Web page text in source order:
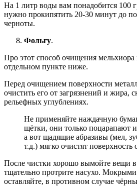
На 1 литр воды вам понадобится 100
нужно прокипятить 20-30 минут до
черноты.
Фольгу.
Про этот способ очищения мельхиора
отдельном пункте ниже.
Перед очищением поверхности
очистить его от загрязнений и жира,
рельефных углублениях.
Не применяйте наждачную
щётки, они только поцарапают
а вот щадящие абразивы (мел,
т.д.) мягко очистят поверхность
После чистки хорошо вымойте вещи в
тщательно протрите насухо.
оставляйте, в противном случае